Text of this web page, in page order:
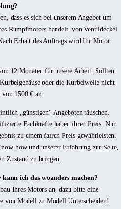
dass es sich bei unserem Angebot um
Rumpfmotors handelt, von Ventildeckel
Erhalt des Auftrags wird Ihr Motor
12 Monaten für unsere Arbeit. Sollten
oder die Kurbelwelle nicht
1500 € an.
„günstigen“ Angeboten täuschen.
Fachkräfte haben ihren Preis. Nur
zu einem fairen Preis gewährleisten.
how und unserer Erfahrung zur Seite,
Zustand zu bringen.
ich das woanders machen?
Ihres Motors an, dazu bitte eine
von Modell zu Modell Unterscheiden!